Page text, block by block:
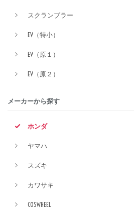
スクランブラー
EV（特小）
EV（原１）
EV（原２）
メーカーから探す
ホンダ
ヤマハ
スズキ
カワサキ
COSWHEEL